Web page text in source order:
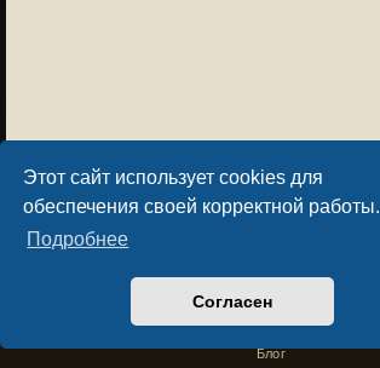
Этот сайт использует cookies для
обеспечения своей корректной работы.
Подробнее
Согласен
Privacy PolicyLicense Agreement
Copyright © Sacralium Games 2023-
Блог